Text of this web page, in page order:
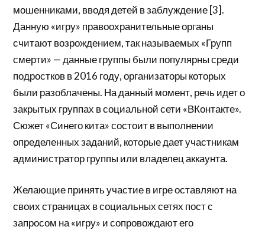
мошенниками, вводя детей в заблуждение [3].
Данную «игру» правоохранительные органы
считают возрождением, так называемых «Групп
смерти» — данные группы были популярны среди
подростков в 2016 году, организаторы которых
были разоблачены. На данный момент, речь идет о
закрытых группах в социальной сети «ВКонтакте».
Сюжет «Синего кита» состоит в выполнении
определенных заданий, которые дает участникам
администратор группы или владелец аккаунта.
Желающие принять участие в игре оставляют на
своих страницах в социальных сетях пост с
запросом на «игру» и сопровождают его